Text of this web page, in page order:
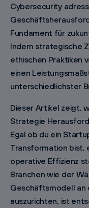
Cybersecurity
Fundament für
Indem strategische
ethischen Praktiken
einen
unterschiedlichster
Dieser Artikel zeigt,
Strategie
Egal ob du ein
Transformation bist,
operative Effizienz
Branchen wie der
Geschäftsmodell an
auszurichten, ist